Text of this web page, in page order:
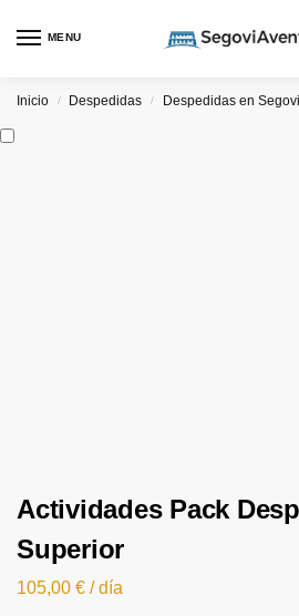
MENU
Inicio / Despedidas / Despedidas en
Actividades Pack
Superior
105,00 € / día